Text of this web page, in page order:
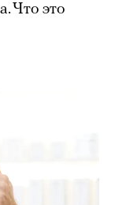
Что это